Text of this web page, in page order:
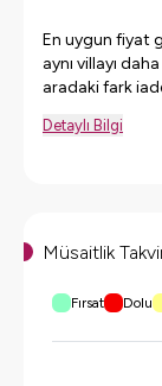
En uygun fiyat
aynı villayı
aradaki fark
Detaylı Bilgi
Müsaitlik
Fırsat Dolu